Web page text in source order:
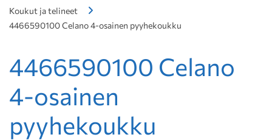
Koukut ja telineet
4466590100 Celano 4-osainen pyyhekoukku
4466590100 Celano
4-osainen
pyyhekoukku